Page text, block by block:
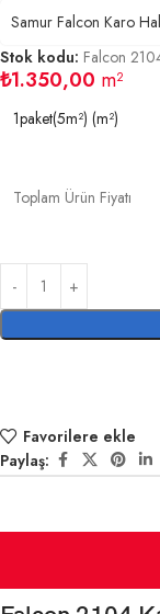
Samur Falcon Karo
Stok kodu: Falcon
₺1.350,00 m²
1paket(5m²) (m²)
Toplam Ürün Fiyatı
Favorilere ekle
Paylaş: